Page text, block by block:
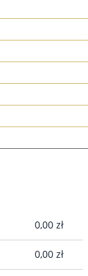
0,00 zł
0,00 zł